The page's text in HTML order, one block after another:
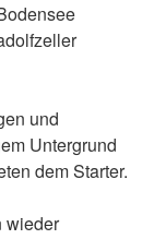
n
D
A
d
m
n
und
Untergrund
dem Starter.
wieder